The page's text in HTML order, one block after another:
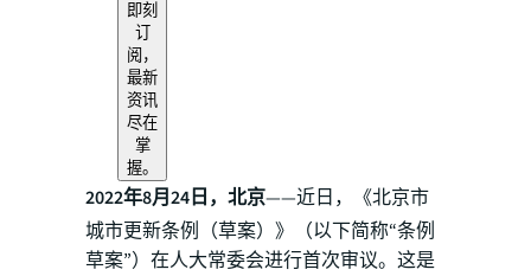
即刻
订
阅，
最新
资讯
尽在
掌
握。
2022年8月24日，北京——近日，《北京市
城市更新条例（草案）》（以下简称“条例
草案”）在人大常委会进行首次审议。这是